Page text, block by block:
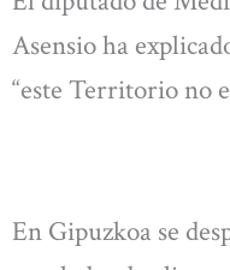
Asensio ha
“este Territorio no
En Gipuzkoa se